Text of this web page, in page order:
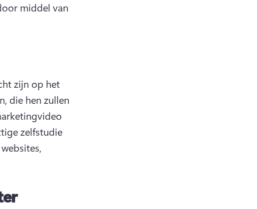
middel van
zijn op het
die hen zullen
zelfstudie